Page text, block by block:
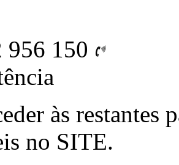
956 150
às restantes
no SITE.